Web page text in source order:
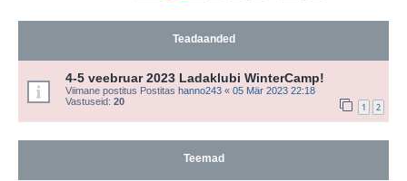
Teadaanded
4-5 veebruar 2023 Ladaklubi WinterCamp!
Viimane postitus Postitas hanno243 « 05 Mär 2023 22:18
Vastuseid: 20 1 2
Teemad